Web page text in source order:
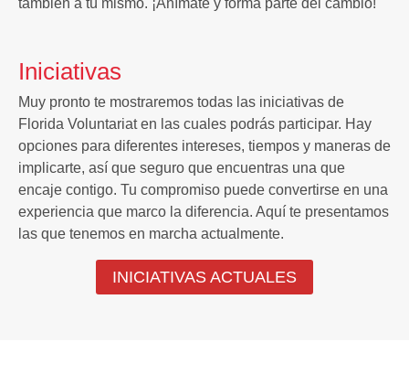
también a tú mismo. ¡Anímate y forma parte del cambio!
Iniciativas
Muy pronto te mostraremos todas las iniciativas de
Florida Voluntariat en las cuales podrás participar. Hay
opciones para diferentes intereses, tiempos y maneras de
implicarte, así que seguro que encuentras una que
encaje contigo. Tu compromiso puede convertirse en una
experiencia que marco la diferencia. Aquí te presentamos
las que tenemos en marcha actualmente.
INICIATIVAS ACTUALES